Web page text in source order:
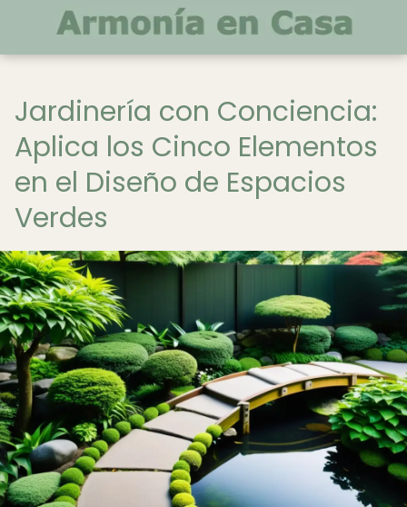
Jardinería con Conciencia:
Aplica los Cinco Elementos
en el Diseño de Espacios
Verdes